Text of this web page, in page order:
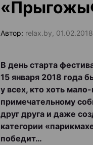
Автор: relax.by, 01.02.2018
В день старта
15 января 2018 года
у всех, кто хоть
примечательному
друг друга и даже
категории
победит…